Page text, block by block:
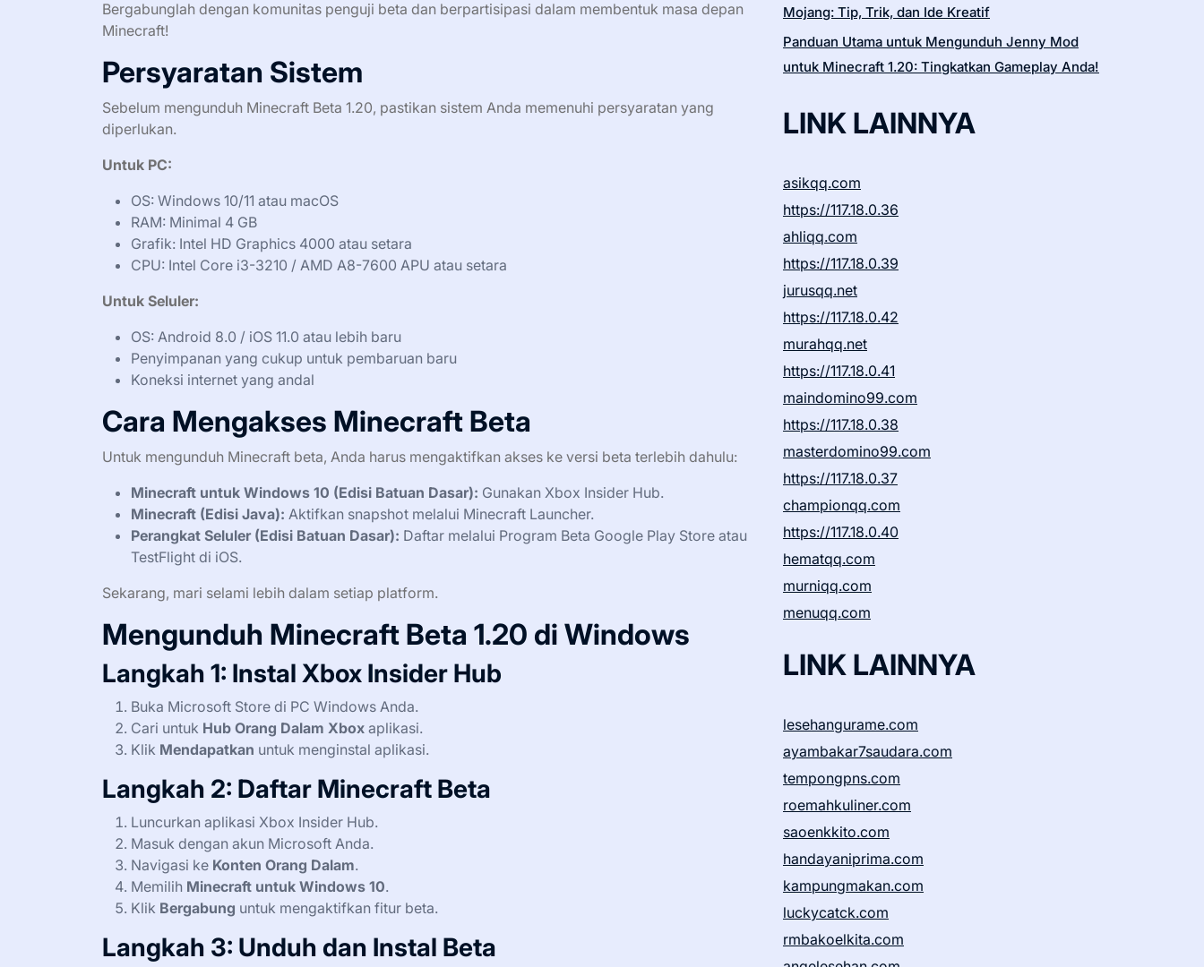
Bergabunglah dengan komunitas penguji beta dan berpartisipasi dalam membentuk masa depan
Minecraft!
Persyaratan Sistem
Sebelum mengunduh Minecraft Beta 1.20, pastikan sistem Anda memenuhi persyaratan yang
diperlukan.
Untuk PC:
OS: Windows 10/11 atau macOS
RAM: Minimal 4 GB
Grafik: Intel HD Graphics 4000 atau setara
CPU: Intel Core i3-3210 / AMD A8-7600 APU atau setara
Untuk Seluler:
OS: Android 8.0 / iOS 11.0 atau lebih baru
Penyimpanan yang cukup untuk pembaruan baru
Koneksi internet yang andal
Cara Mengakses Minecraft Beta
Untuk mengunduh Minecraft beta, Anda harus mengaktifkan akses ke versi beta terlebih dahulu:
Minecraft untuk Windows 10 (Edisi Batuan Dasar): Gunakan Xbox Insider Hub.
Minecraft (Edisi Java): Aktifkan snapshot melalui Minecraft Launcher.
Perangkat Seluler (Edisi Batuan Dasar): Daftar melalui Program Beta Google Play Store atau
TestFlight di iOS.
Sekarang, mari selami lebih dalam setiap platform.
Mengunduh Minecraft Beta 1.20 di Windows
Langkah 1: Instal Xbox Insider Hub
Buka Microsoft Store di PC Windows Anda.
Cari untuk Hub Orang Dalam Xbox aplikasi.
Klik Mendapatkan untuk menginstal aplikasi.
Langkah 2: Daftar Minecraft Beta
Luncurkan aplikasi Xbox Insider Hub.
Masuk dengan akun Microsoft Anda.
Navigasi ke Konten Orang Dalam.
Memilih Minecraft untuk Windows 10.
Klik Bergabung untuk mengaktifkan fitur beta.
Langkah 3: Unduh dan Instal Beta
Mojang: Tip, Trik, dan Ide Kreatif
Panduan Utama untuk Mengunduh Jenny Mod
untuk Minecraft 1.20: Tingkatkan Gameplay Anda!
LINK LAINNYA
asikqq.com
https://117.18.0.36
ahliqq.com
https://117.18.0.39
jurusqq.net
https://117.18.0.42
murahqq.net
https://117.18.0.41
maindomino99.com
https://117.18.0.38
masterdomino99.com
https://117.18.0.37
championqq.com
https://117.18.0.40
hematqq.com
murniqq.com
menuqq.com
LINK LAINNYA
lesehangurame.com
ayambakar7saudara.com
tempongpns.com
roemahkuliner.com
saoenkkito.com
handayaniprima.com
kampungmakan.com
luckycatck.com
rmbakoelkita.com